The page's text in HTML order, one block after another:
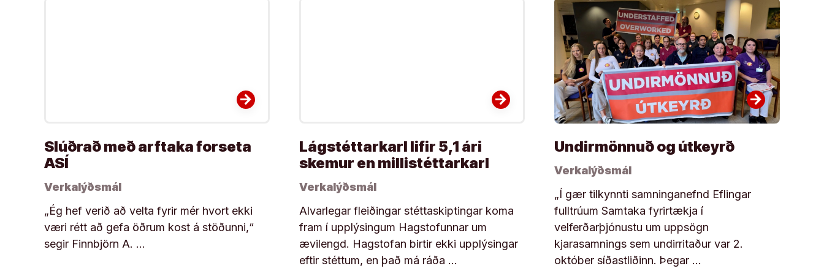
arrow_forward
Slúðrað með arftaka forseta
ASÍ
Verkalýðsmál
„Ég hef verið að velta fyrir mér hvort ekki
væri rétt að gefa öðrum kost á stöðunni,“
segir Finnbjörn A. …
arrow_forward
Lágstéttarkarl lifir 5,1 ári
skemur en millistéttarkarl
Verkalýðsmál
Alvarlegar fleiðingar stéttaskiptingar koma
fram í upplýsingum Hagstofunnar um
ævilengd. Hagstofan birtir ekki upplýsingar
eftir stéttum, en það má ráða …
arrow_forward
Undirmönnuð og útkeyrð
Verkalýðsmál
„Í gær tilkynnti samninganefnd Eflingar
fulltrúum Samtaka fyrirtækja í
velferðarþjónustu um uppsögn
kjarasamnings sem undirritaður var 2.
október síðastliðinn. Þegar …